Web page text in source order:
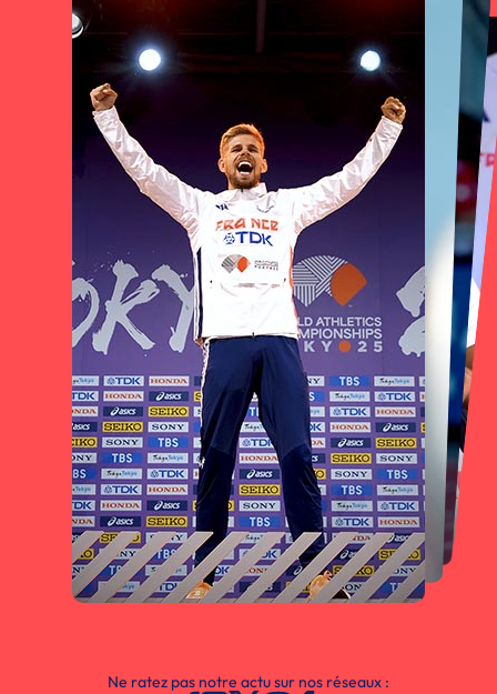
Ne ratez pas notre actu sur nos réseaux :